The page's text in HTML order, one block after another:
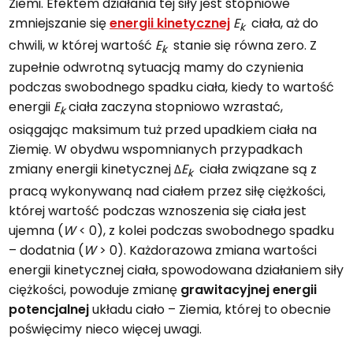
zmniejszanie sięenergii kinetycznej Ekciała, aż do
chwili, w której wartość Ekstanie się równa zero. Z
zupełnie odwrotną sytuacją mamy do czynienia
podczas swobodnego spadku ciała, kiedy to wartość
energii Ekciała zaczyna stopniowo wzrastać,
osiągając maksimum tuż przed upadkiem ciała na
Ziemię. W obydwu wspomnianych przypadkach
zmiany energii kinetycznej ΔEkciała związane są z
pracą wykonywaną nad ciałem przez siłę ciężkości,
której wartość podczas wznoszenia się ciała jest
ujemna (W< 0), z kolei podczas swobodnego spadku
– dodatnia (W> 0). Każdorazowa zmiana wartości
energii kinetycznej ciała, spowodowana działaniem siły
ciężkości, powoduje zmianę grawitacyjnej energii
potencjalnejukładu ciało – Ziemia, której to obecnie
poświęcimy nieco więcej uwagi.